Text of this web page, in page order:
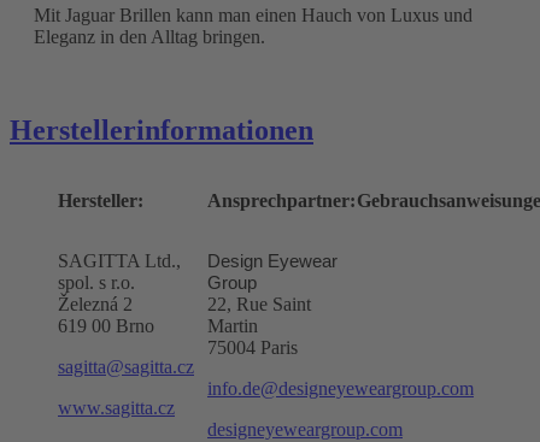
Mit Jaguar Brillen kann man einen Hauch von Luxus und
Eleganz in den Alltag bringen.
Herstellerinformationen
Hersteller:
SAGITTA Ltd.,
spol. s r.o.
Železná 2
619 00 Brno
sagitta@sagitta.cz
www.sagitta.cz
Ansprechpartner:
Design Eyewear
Group
22, Rue Saint
Martin
75004 Paris
info.de@designeyeweargroup.com
designeyeweargroup.com